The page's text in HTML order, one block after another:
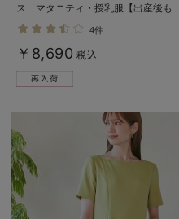
ス マタニティ・授乳服【出産後も
長く使える】
4件
￥8,690 税込